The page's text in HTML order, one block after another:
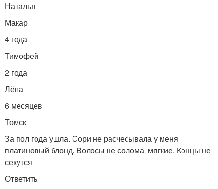
Наталья
Макар
4 года
Тимофей
2 года
Лёва
6 месяцев
Томск
За пол года ушла. Сори не расчесывала у меня
платиновый блонд. Волосы не солома, мягкие. Концы не
секутся
Ответить